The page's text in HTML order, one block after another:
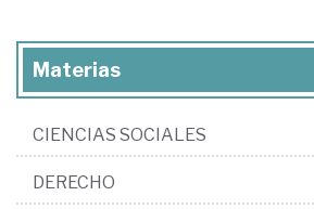
Materias
CIENCIAS SOCIALES
DERECHO